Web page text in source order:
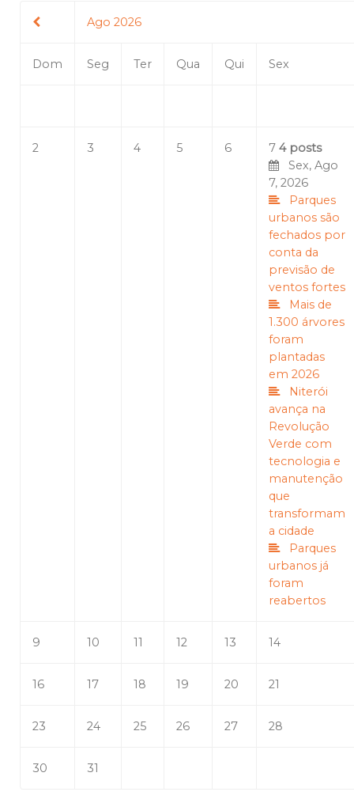
Ago 2026
Dom Seg Ter Qua Qui Sex
2 3 4 5 6 7 4 posts
Sex, Ago
7, 2026
Parques
urbanos são
fechados por
conta da
previsão de
ventos fortes
Mais de
1.300 árvores
foram
plantadas
em 2026
Niterói
avança na
Revolução
Verde com
tecnologia e
manutenção
que
transformam
a cidade
Parques
urbanos já
foram
reabertos
9 10 11 12 13 14
16 17 18 19 20 21
23 24 25 26 27 28
30 31